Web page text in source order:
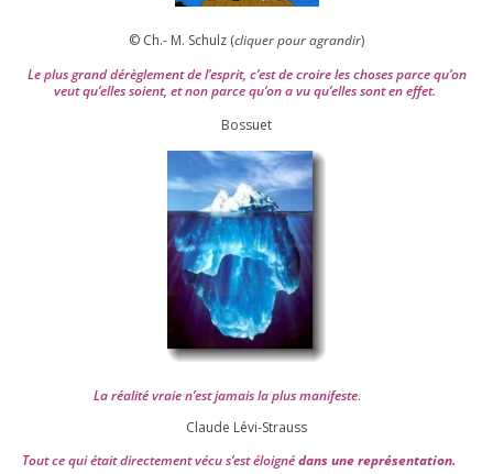
© Ch.- M. Schulz (cli­quer pour agran­dir)
Le plus grand dérè­gle­ment de l’es­prit, c’est de croire les choses parce qu’on
veut qu’elles soient, et non parce qu’on a vu qu’elles sont en effet.
Bossuet
La réa­lité vraie n’est jamais la plus mani­feste.
Claude Lévi-Strauss
Tout ce qui était direc­te­ment vécu s’est éloi­gnédans une repré­sen­ta­tion.